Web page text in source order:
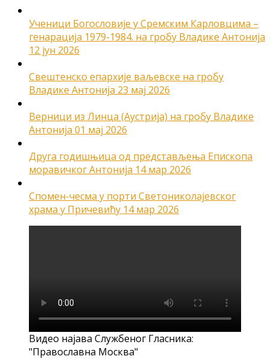
Ученици Богословије у Сремским Карловцима –
генарација 1979-1984. на гробу Владике Антонија
12 јун 2026
Свештенско епархије ваљевске на гробу
Владике Антонија 23 мај 2026
Верници из Линца (Аустрија) на гробу Владике
Антонија 01 мај 2026
Друга годишњица од представљења Епископа
моравичког Антонија 14 мар 2026
Спомен-чесма у порти Светониколајевског
храма у Причевићу 14 мар 2026
Видео најава Службеног Гласника:
"Православна Москва"